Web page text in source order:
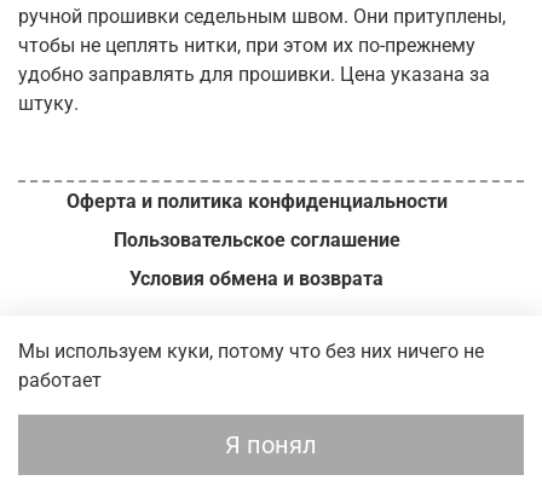
ручной прошивки седельным швом. Они притуплены,
чтобы не цеплять нитки, при этом их по-прежнему
удобно заправлять для прошивки. Цена указана за
штуку.
Оферта и политика конфиденциальности
Пользовательское соглашение
Условия обмена и возврата
Главная Поиск Корзина Избранное Профиль
Мы используем куки, потому что без них ничего не
работает
Я понял